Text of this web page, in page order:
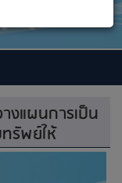
แผนการเป็น
รัพย์ให้